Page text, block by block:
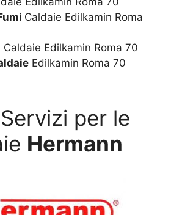
Caldaie Edilkamin Roma
Caldaie Edilkamin Roma 70
Edilkamin Roma 70
per le
Hermann